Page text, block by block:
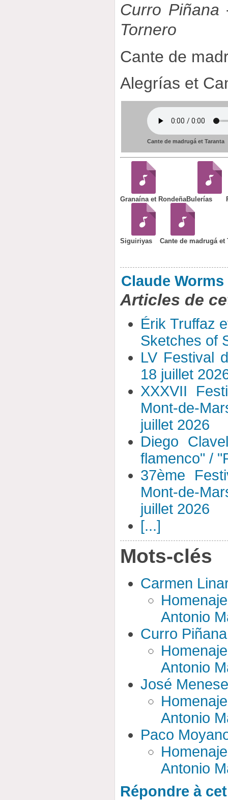
Curro Piñana
Tornero
Cante de
Alegrías et
Cante de madrugá et Taranta
Granaína et RondeñaBulerías
Siguiriyas Cante de madrugá et
Claude Worms
Articles de
Érik Truffaz
Sketches of
LV Festival
18 juillet
XXXVII
Mont-de-
juillet 2026
Diego
flamenco" /
37ème
Mont-de-
juillet 2026
[...]
Mots-clés
Carmen
Antonio
Curro Piñana
Antonio
José
Antonio
Paco
Antonio
Répondre à